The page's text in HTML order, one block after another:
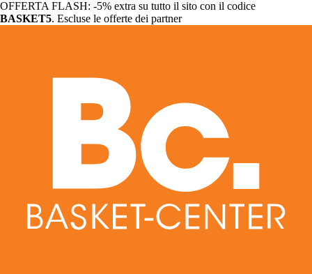
OFFERTA FLASH: -5% extra su tutto il sito con il codice
BASKET5. Escluse le offerte dei partner